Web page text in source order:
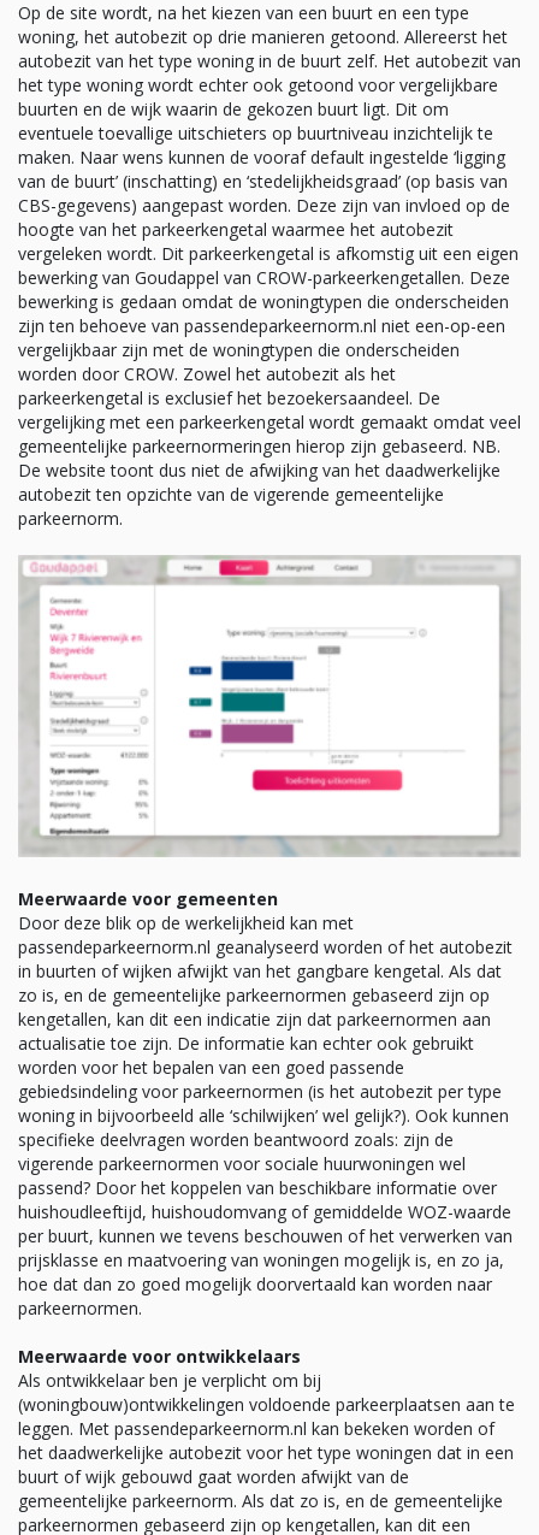
Op de site wordt, na het kiezen van een buurt en een type
woning, het autobezit op drie manieren getoond. Allereerst het
autobezit van het type woning in de buurt zelf. Het autobezit van
het type woning wordt echter ook getoond voor vergelijkbare
buurten en de wijk waarin de gekozen buurt ligt. Dit om
eventuele toevallige uitschieters op buurtniveau inzichtelijk te
maken. Naar wens kunnen de vooraf default ingestelde ‘ligging
van de buurt’ (inschatting) en ‘stedelijkheidsgraad’ (op basis van
CBS-gegevens) aangepast worden. Deze zijn van invloed op de
hoogte van het parkeerkengetal waarmee het autobezit
vergeleken wordt. Dit parkeerkengetal is afkomstig uit een eigen
bewerking van Goudappel van CROW-parkeerkengetallen. Deze
bewerking is gedaan omdat de woningtypen die onderscheiden
zijn ten behoeve van passendeparkeernorm.nl niet een-op-een
vergelijkbaar zijn met de woningtypen die onderscheiden
worden door CROW. Zowel het autobezit als het
parkeerkengetal is exclusief het bezoekersaandeel. De
vergelijking met een parkeerkengetal wordt gemaakt omdat veel
gemeentelijke parkeernormeringen hierop zijn gebaseerd. NB.
De website toont dus niet de afwijking van het daadwerkelijke
autobezit ten opzichte van de vigerende gemeentelijke
parkeernorm.
Meerwaarde voor gemeenten
Door deze blik op de werkelijkheid kan met
passendeparkeernorm.nl geanalyseerd worden of het autobezit
in buurten of wijken afwijkt van het gangbare kengetal. Als dat
zo is, en de gemeentelijke parkeernormen gebaseerd zijn op
kengetallen, kan dit een indicatie zijn dat parkeernormen aan
actualisatie toe zijn. De informatie kan echter ook gebruikt
worden voor het bepalen van een goed passende
gebiedsindeling voor parkeernormen (is het autobezit per type
woning in bijvoorbeeld alle ‘schilwijken’ wel gelijk?). Ook kunnen
specifieke deelvragen worden beantwoord zoals: zijn de
vigerende parkeernormen voor sociale huurwoningen wel
passend? Door het koppelen van beschikbare informatie over
huishoudleeftijd, huishoudomvang of gemiddelde WOZ-waarde
per buurt, kunnen we tevens beschouwen of het verwerken van
prijsklasse en maatvoering van woningen mogelijk is, en zo ja,
hoe dat dan zo goed mogelijk doorvertaald kan worden naar
parkeernormen.
Meerwaarde voor ontwikkelaars
Als ontwikkelaar ben je verplicht om bij
(woningbouw)ontwikkelingen voldoende parkeerplaatsen aan te
leggen. Met passendeparkeernorm.nl kan bekeken worden of
het daadwerkelijke autobezit voor het type woningen dat in een
buurt of wijk gebouwd gaat worden afwijkt van de
gemeentelijke parkeernorm. Als dat zo is, en de gemeentelijke
parkeernormen gebaseerd zijn op kengetallen, kan dit een